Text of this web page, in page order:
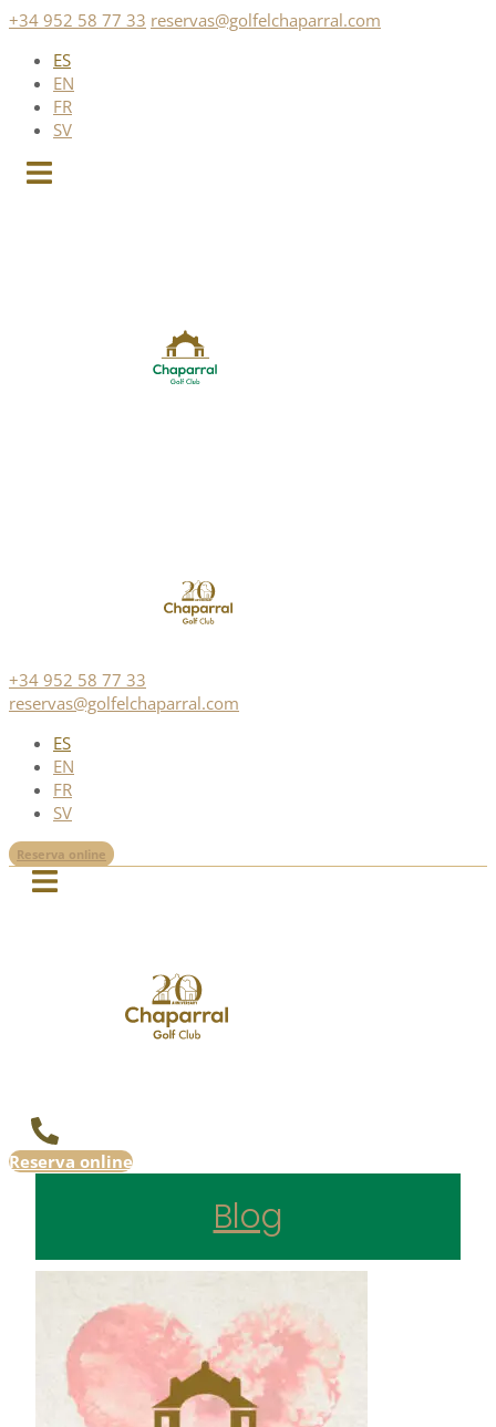
Saltar
contenido
+34 952 58 77 33 reservas@golfelchaparral.com
ES
EN
FR
SV
+34 952 58 77 33
reservas@golfelchaparral.com
ES
EN
FR
SV
Reserva online
Reserva online
Blog